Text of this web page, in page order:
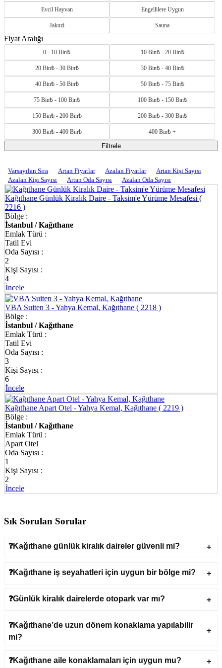
geniş salonlarla hem iş hem tatil amaçlı konaklamalarda yüksek
standart sunar.
Güvenlik, Konfor ve Modern Yaşam Bir Arada
7/24 güvenlik, resepsiyon hizmeti, otopark, spor salonu ve sosyal
alanlar; Kağıthane’deki rezidansları diğer bölgelerden ayrıştırır.
İstanbul’un Diğer Popüler Konaklama Bölgelerini
Keşfedin
Kağıthane şehir içi konaklamada modern bir seçenek sunarken,
farklı atmosfere sahip birçok alternatif İstanbul’un diğer ilçelerinde
sizi bekliyor.
➡Şile ve Ağva Kiralık Bungalovlar
➡Büyükçekmece Kiralık Villalar
➡Silivri Tatil Villaları
➡İstanbul Tatil Evleri
Evcil Hayvan Engellilere Uygun
Jakuzi Sauna
Fiyat Aralığı
0 - 10 Bin₺ 10 Bin₺ - 20 Bin₺
20 Bin₺ - 30 Bin₺ 30 Bin₺ - 40 Bin₺
40 Bin₺ - 50 Bin₺ 50 Bin₺ - 75 Bin₺
75 Bin₺ - 100 Bin₺ 100 Bin₺ - 150 Bin₺
150 Bin₺ - 200 Bin₺ 200 Bin₺ - 300 Bin₺
300 Bin₺ - 400 Bin₺ 400 Bin₺ +
Filtrele
Varsayılan Sıra Artan Fiyatlar Azalan Fiyatlar
Artan Kişi Sayısı
Azalan Kişi Sayısı
Artan Oda Sayısı Azalan Oda Sayısı
Kağıthane Günlük Kiralık Daire - Taksim'e Yürüme Mesafesi (
2216 )
Bölge :
İstanbul / Kağıthane
Emlak Türü :
Tatil Evi
Oda Sayısı :
2
Kişi Sayısı :
4
İncele
VBA Suiten 3 - Yahya Kemal, Kağıthane ( 2218 )
Bölge :
İstanbul / Kağıthane
Emlak Türü :
Tatil Evi
Oda Sayısı :
3
Kişi Sayısı :
6
İncele
Kağıthane Apart Otel - Yahya Kemal, Kağıthane ( 2219 )
Bölge :
İstanbul / Kağıthane
Emlak Türü :
Apart Otel
Oda Sayısı :
1
Kişi Sayısı :
2
İncele
Sık Sorulan Sorular
❓Kağıthane günlük kiralık daireler güvenli mi?
❓Kağıthane iş seyahatleri için uygun bir bölge mi?
❓Günlük kiralık dairelerde otopark var mı?
❓Kağıthane’de uzun dönem konaklama yapılabilir
mi?
❓Kağıthane aile konaklamaları için uygun mu?